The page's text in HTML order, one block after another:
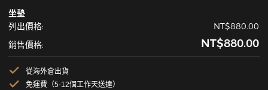
坐墊
列出價格:
NT$880.00
銷售價格:
NT$880.00
從海外倉出貨
免運費（5-12個工作天送達）